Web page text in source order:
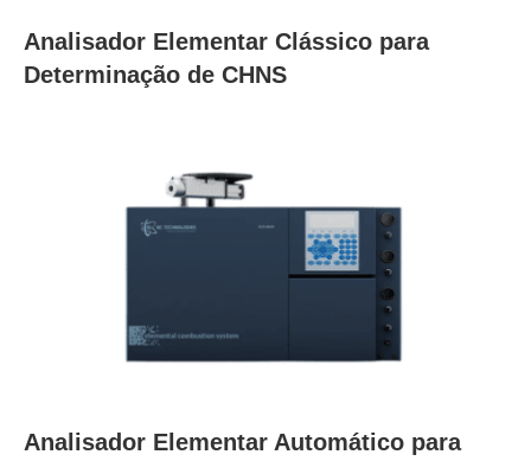
Analisador Elementar Clássico para
Determinação de CHNS
Analisador Elementar Automático para